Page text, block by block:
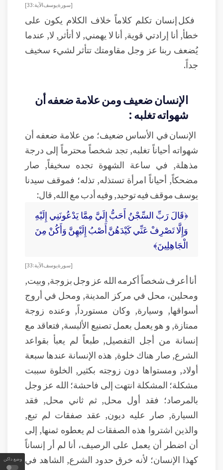
وضع داكن
[سورة يوسف الآية:33]
فكل إنسان تكلم كلاماً خلاف الكلام يكون على
خطأ, أنا إرادتي قوية, أنا لا يهمني, لا أتأثر, لا, عندما
يُضعف ربنا عز وجل مقاومتك تتأثر لشيء سخيف
جداً.
الإنسان ضعيف ومن علامة ضعفه أن
شهواته تغلبه :
الإنسان في الأساس ضعيف؛ من علامة ضعفه أن
شهواته أحياناً تغلبه, تجد شخصاً محترماً إلى درجة
مذهلة, في ساعة الشهوة تجده سخيفاً, صار
مضحكاً, أحياناً امرأة تستذله, تذله؛ فموقف سيدنا
يوسف موقف فيه توحيد, وفيه أدب مع الله, قال:
﴿قَالَ رَبِّ السِّجْنُ أَحَبُّ إِلَيَّ مِمَّا يَدْعُونَنِي إِلَيْهِ
وَإِلَّا تَصْرِفْ عَنِّي كَيْدَهُنَّ أَصْبُ إِلَيْهِنَّ وَأَكُنْ مِنَ
الْجَاهِلِينَ﴾
[سورة يوسف الآية:33]
أنا أعرف شخصاً أكرمه الله عز وجل بزوجة, وبيت,
ومحلين، محل في مركز المدينة, ومحل في أروج
أسواقها, وسيارة, وكان مستورداً, وعنده زوجة
ممتازة, و هو يعمل بعمل تصنيع الألبسة, فتعاقد مع
إنسانة من أجل التفصيل, طبعاً لم يعبأ بقواعد
الشرع, صار هناك خلوة, هذه الإنسانة عندها سبعة
أولاد, ومستواها دون زوجته بكثير, الخلوة سببت
مشكلة؛ المشكلة انتهت إلى فاحشة؛ الله عز وجل
بالمرصاد؛ فقد أول محل, ثم ثاني محل, فقد
السيارة, صار عليه ديون, عقد صفقات لم تبع,
والذين اشتروا هذه الصفقات لم يعطوه ثمنها, إلى
أن اضطر أن يعمل على الرصيف، أنا لم أر إنساناً
كهذا الإنسان؛ لأنه خرق حدود الشرع, الشاهد في